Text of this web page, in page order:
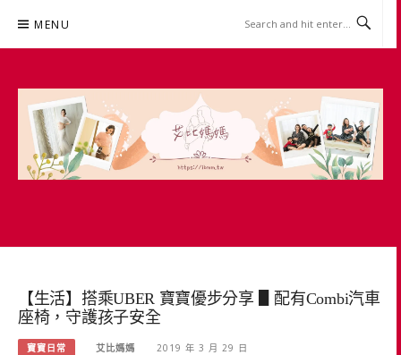
content
MENU
【生活】搭乘UBER 寶寶優步分享 ▋配有Combi汽車
座椅，守護孩子安全
寶寶日常 艾比媽媽 2019 年 3 月 29 日